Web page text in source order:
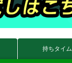
持ちタイム